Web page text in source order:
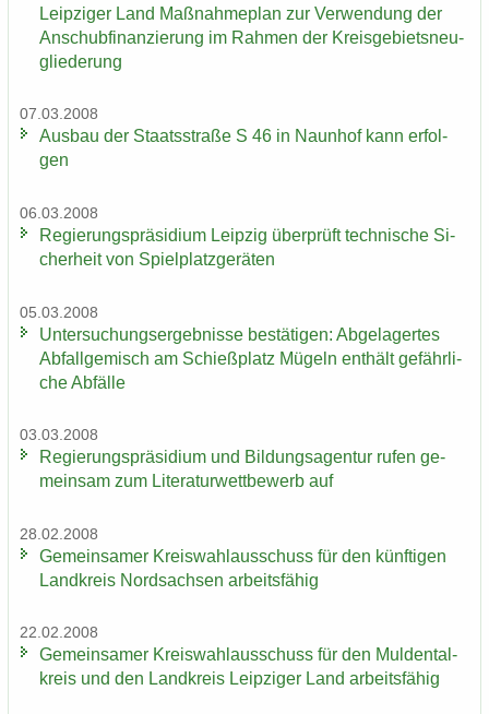
Leip­zi­ger Land Maß­nah­me­plan zur Ver­wen­dung der
An­schub­fi­nan­zie­rung im Rah­men der Kreis­ge­biets­neu­
glie­de­rung
07.03.2008
Aus­bau der Staats­stra­ße S 46 in Naun­hof kann er­fol­
gen
06.03.2008
Re­gie­rungs­prä­si­di­um Leip­zig über­prüft tech­ni­sche Si­
cher­heit von Spiel­platz­ge­rä­ten
05.03.2008
Un­ter­su­chungs­er­geb­nis­se be­stä­ti­gen: Ab­ge­la­ger­tes
Ab­fall­ge­misch am Schieß­platz Mü­geln ent­hält ge­fähr­li­
che Ab­fäl­le
03.03.2008
Re­gie­rungs­prä­si­di­um und Bil­dungs­agen­tur rufen ge­
mein­sam zum Li­te­ra­tur­wett­be­werb auf
28.02.2008
Ge­mein­sa­mer Kreis­wahl­aus­schuss für den künf­ti­gen
Land­kreis Nord­sach­sen ar­beits­fä­hig
22.02.2008
Ge­mein­sa­mer Kreis­wahl­aus­schuss für den Mul­den­tal­
kreis und den Land­kreis Leip­zi­ger Land ar­beits­fä­hig